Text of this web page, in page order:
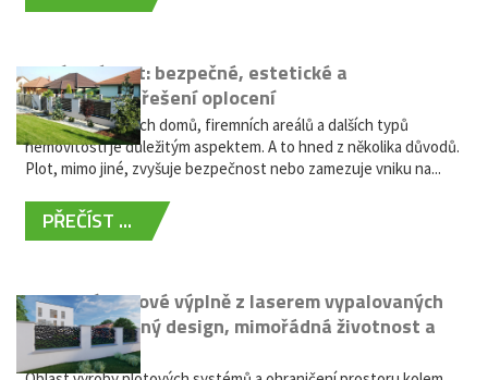
Hliníkový plot: bezpečné, estetické a
bezúdržbové řešení oplocení
Oplocení rodinných domů, firemních areálů a dalších typů
nemovitostí je důležitým aspektem. A to hned z několika důvodů.
Plot, mimo jiné, zvyšuje bezpečnost nebo zamezuje vniku na...
PŘEČÍST ...
Moderní plotové výplně z laserem vypalovaných
kovů: výjimečný design, mimořádná životnost a
žádná údržba